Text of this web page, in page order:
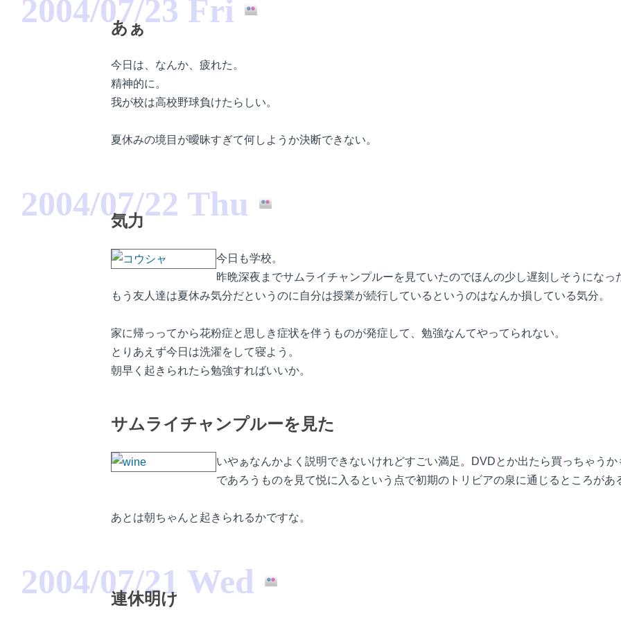
2004/07/23 Fri
あぁ
今日は、なんか、疲れた。
精神的に。
我が校は高校野球負けたらしい。
夏休みの境目が曖昧すぎて何しようか決断できない。
2004/07/22 Thu
気力
今日も学校。
昨晩深夜までサムライチャンプルーを見ていたのでほんの少し遅刻しそうになっ
もう友人達は夏休み気分だというのに自分は授業が続行しているというのはなんか損している気分。
家に帰っってから花粉症と思しき症状を伴うものが発症して、勉強なんてやってられない。
とりあえず今日は洗濯をして寝よう。
朝早く起きられたら勉強すればいいか。
サムライチャンプルーを見た
いやぁなんかよく説明できないけれどすごい満足。DVDとか出たら買っちゃう
であろうものを見て悦に入るという点で初期のトリビアの泉に通じるところがあ
あとは朝ちゃんと起きられるかですな。
2004/07/21 Wed
連休明け